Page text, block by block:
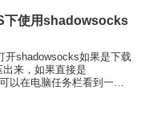
下使用shadowsocks
开shadowsocks如果是下载
来，如果直接是
以在电脑任务栏看到一